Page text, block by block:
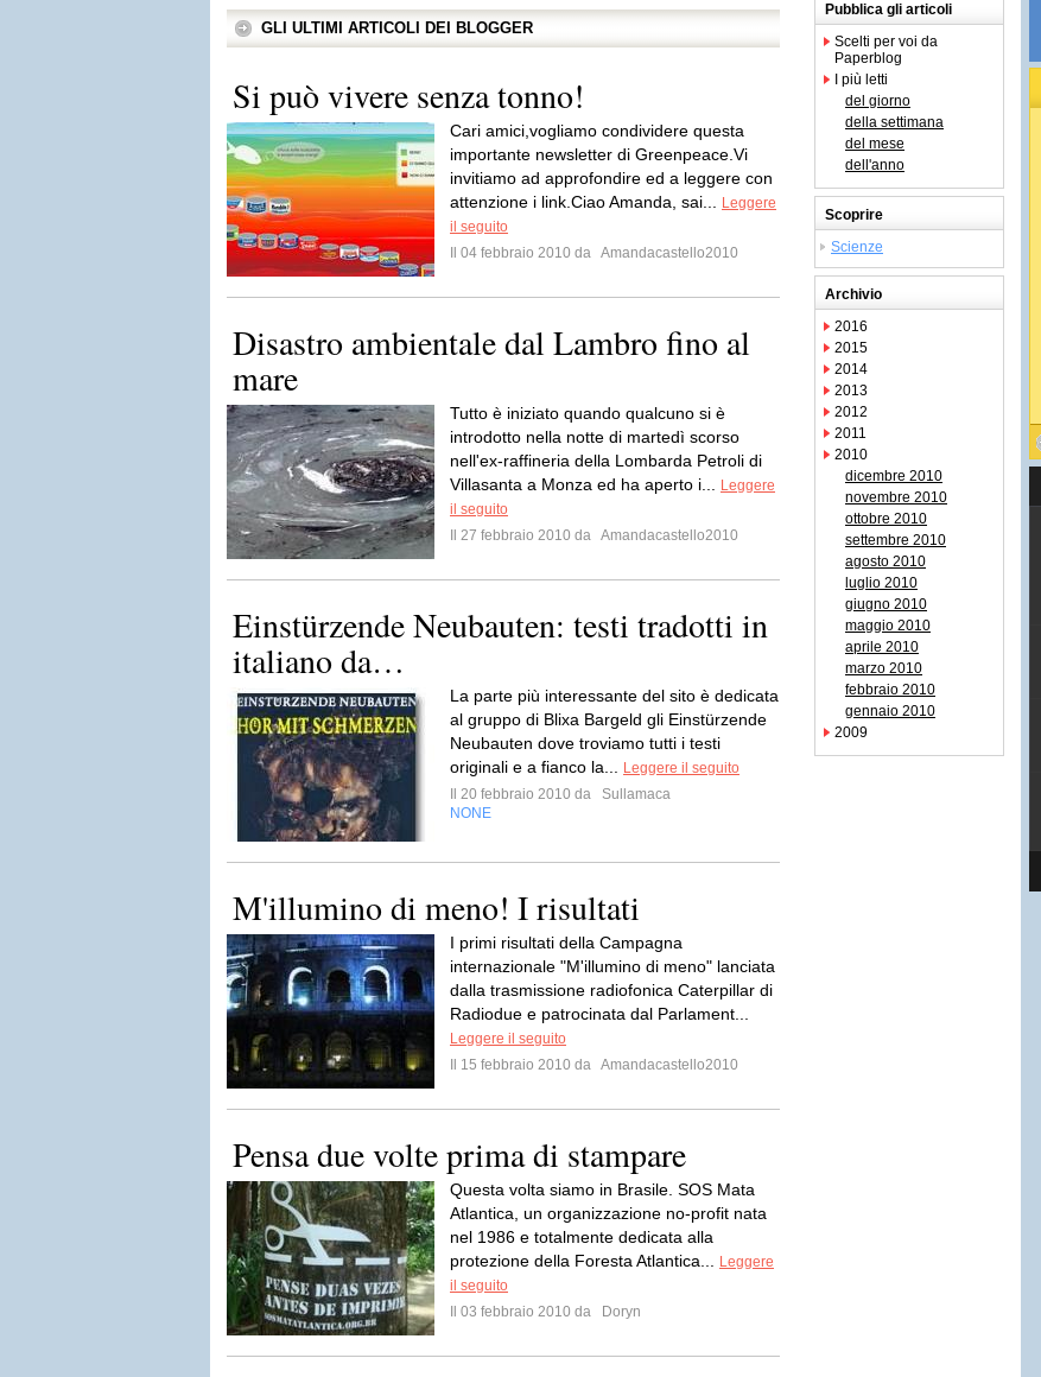
GLI ULTIMI ARTICOLI DEI BLOGGER
Si può vivere senza tonno!
Cari amici,vogliamo condividere questa
importante newsletter di Greenpeace.Vi
invitiamo ad approfondire ed a leggere con
attenzione i link.Ciao Amanda, sai...
Leggere
il seguito
Il 04 febbraio 2010 da Amandacastello2010
Disastro ambientale dal Lambro fino al
mare
Tutto è iniziato quando qualcuno si è
introdotto nella notte di martedì scorso
nell'ex-raffineria della Lombarda Petroli di
Villasanta a Monza ed ha aperto i...
Leggere
il seguito
Il 27 febbraio 2010 da Amandacastello2010
Einstürzende Neubauten: testi tradotti in
italiano da…
La parte più interessante del sito è dedicata
al gruppo di Blixa Bargeld gli Einstürzende
Neubauten dove troviamo tutti i testi
originali e a fianco la...
Leggere il seguito
Il 20 febbraio 2010 da
Sullamaca
NONE
M'illumino di meno! I risultati
I primi risultati della Campagna
internazionale "M'illumino di meno" lanciata
dalla trasmissione radiofonica Caterpillar di
Radiodue e patrocinata dal Parlament...
Leggere il seguito
Il 15 febbraio 2010 da Amandacastello2010
Pensa due volte prima di stampare
Questa volta siamo in Brasile. SOS Mata
Atlantica, un organizzazione no-profit nata
nel 1986 e totalmente dedicata alla
protezione della Foresta Atlantica...
Leggere
il seguito
Il 03 febbraio 2010 da
Doryn
Pubblica gli articoli
Scelti per voi da
Paperblog
I più letti
del giorno
della settimana
del mese
dell'anno
Scoprire
Scienze
Archivio
2016
2015
2014
2013
2012
2011
2010
dicembre 2010
novembre 2010
ottobre 2010
settembre 2010
agosto 2010
luglio 2010
giugno 2010
maggio 2010
aprile 2010
marzo 2010
febbraio 2010
gennaio 2010
2009